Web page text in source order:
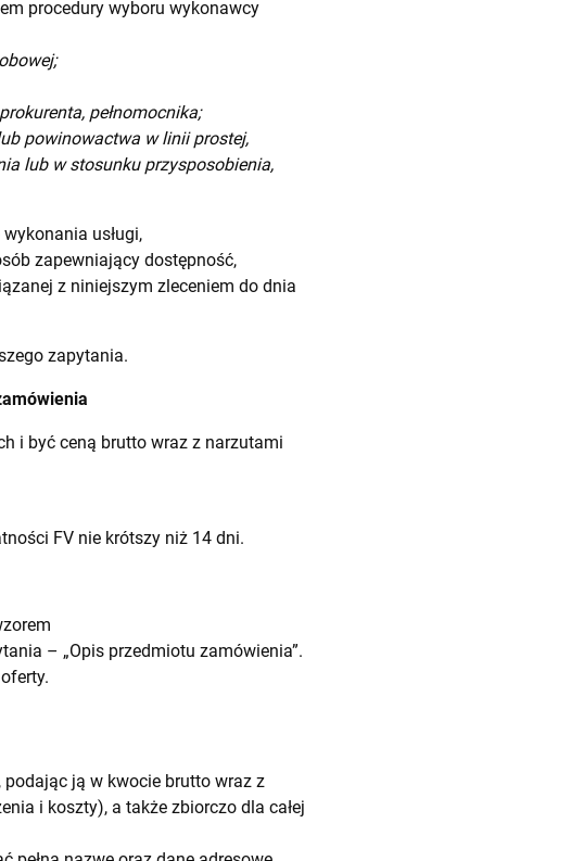
procedury wyboru wykonawcy
pełnomocnika;
powinowactwa w linii prostej,
lub w stosunku przysposobienia,
usługi,
zapewniający dostępność,
z niniejszym zleceniem do dnia
zapytania.
i być ceną brutto wraz z narzutami
FV nie krótszy niż 14 dni.
– „Opis przedmiotu zamówienia”.
ją w kwocie brutto wraz z
i koszty), a także zbiorczo dla całej